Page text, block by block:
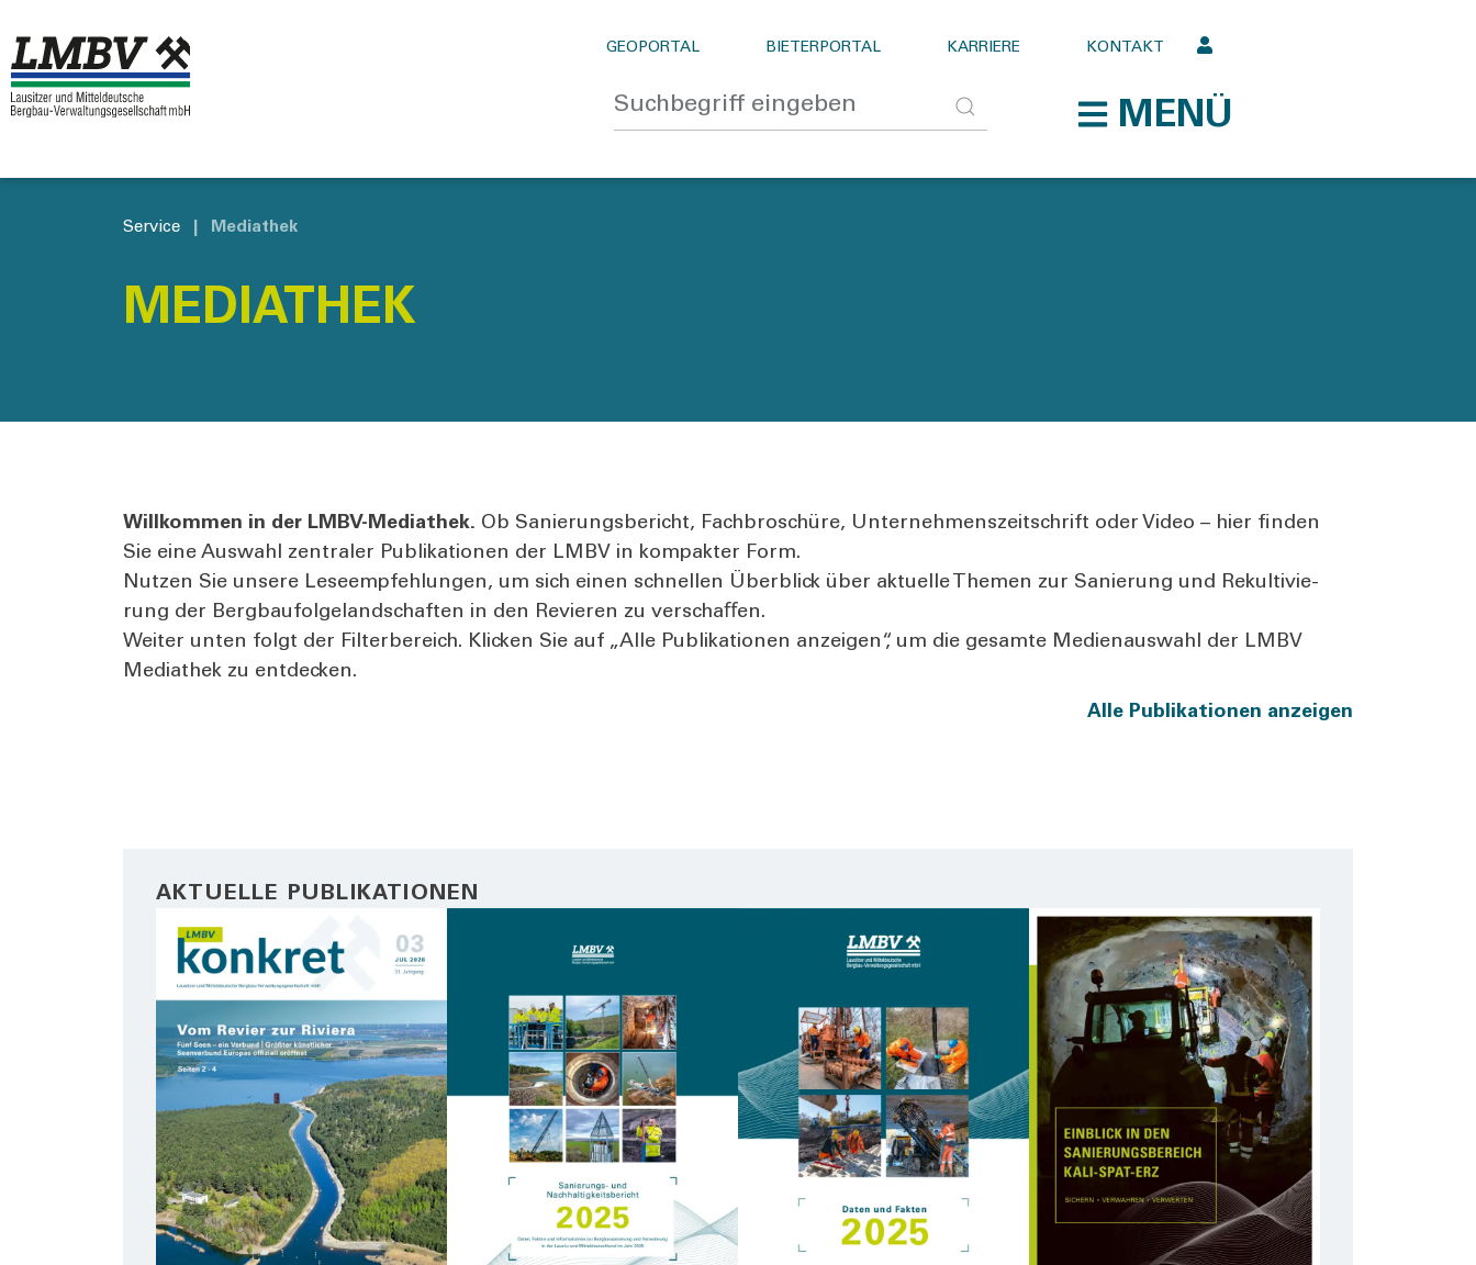
GEOPORTAL BIETERPORTAL KARRIERE KONTAKT
MENÜ
Service Mediathek
MEDIATHEK
Will­kom­men in der LMBV-Media­thek. Ob Sanie­rungs­be­richt, Fach­bro­schü­re, Unter­neh­mens­zeit­schrift oder Video – hier fin­den
Sie eine Aus­wahl zen­tra­ler Publi­ka­tio­nen der LMBV in kom­pak­ter Form.
Nut­zen Sie unse­re Lese­emp­feh­lun­gen, um sich einen schnel­len Über­blick über aktu­el­le The­men zur Sanie­rung und Rekul­ti­vie­
rung der Berg­bau­fol­ge­land­schaf­ten in den Revie­ren zu ver­schaﬀen.
Wei­ter unten folgt der Fil­ter­be­reich. Kli­cken Sie auf „Alle Publi­ka­tio­nen anzei­gen“, um die gesam­te Medi­en­aus­wahl der LMBV
Media­thek zu ent­de­cken.
Alle Publi­ka­tio­nen anzei­gen
AKTUELLE PUBLIKATIONEN